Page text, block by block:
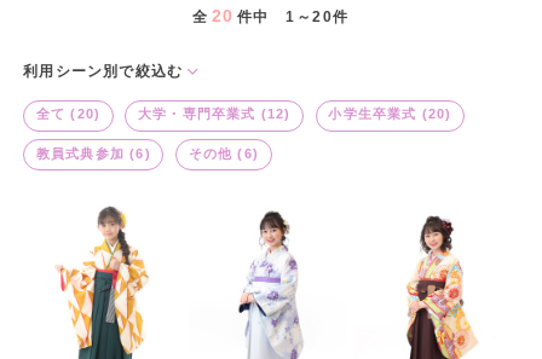
全 20 件中 1～20件
利用シーン別で絞込む
全て (20) 大学・専門卒業式 (12) 小学生卒業式 (20)
教員式典参加 (6) その他 (6)